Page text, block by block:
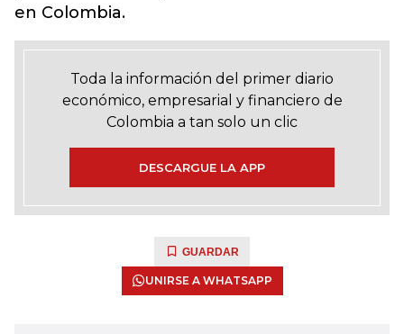
en Colombia.
Toda la información del primer diario
económico, empresarial y financiero de
Colombia a tan solo un clic
DESCARGUE LA APP
GUARDAR
UNIRSE A WHATSAPP